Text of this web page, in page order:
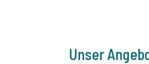
Unser